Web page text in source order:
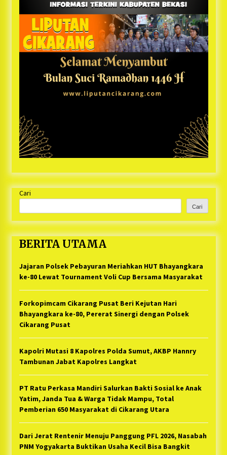
Cari
Cari
BERITA UTAMA
Jajaran Polsek Pebayuran Meriahkan HUT Bhayangkara
ke-80 Lewat Tournament Voli Cup Bersama Masyarakat
Forkopimcam Cikarang Pusat Beri Kejutan Hari
Bhayangkara ke-80, Pererat Sinergi dengan Polsek
Cikarang Pusat
Kapolri Mutasi 8 Kapolres Polda Sumut, AKBP Hannry
Tambunan Jabat Kapolres Langkat
PT Ratu Perkasa Mandiri Salurkan Bakti Sosial ke Anak
Yatim, Janda Tua & Warga Tidak Mampu, Total
Pemberian 650 Masyarakat di Cikarang Utara
Dari Jerat Rentenir Menuju Panggung PFL 2026, Nasabah
PNM Yogyakarta Buktikan Usaha Kecil Bisa Bangkit